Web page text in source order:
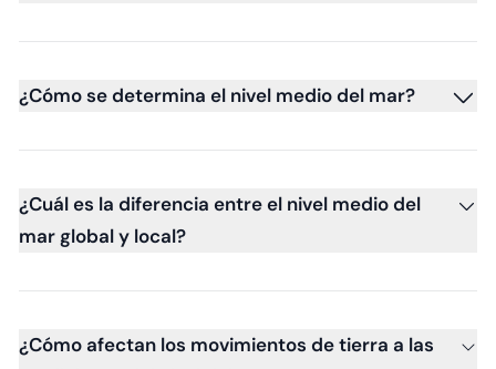
¿Cómo se determina el nivel medio del mar?
¿Cuál es la diferencia entre el nivel medio del
mar global y local?
¿Cómo afectan los movimientos de tierra a las